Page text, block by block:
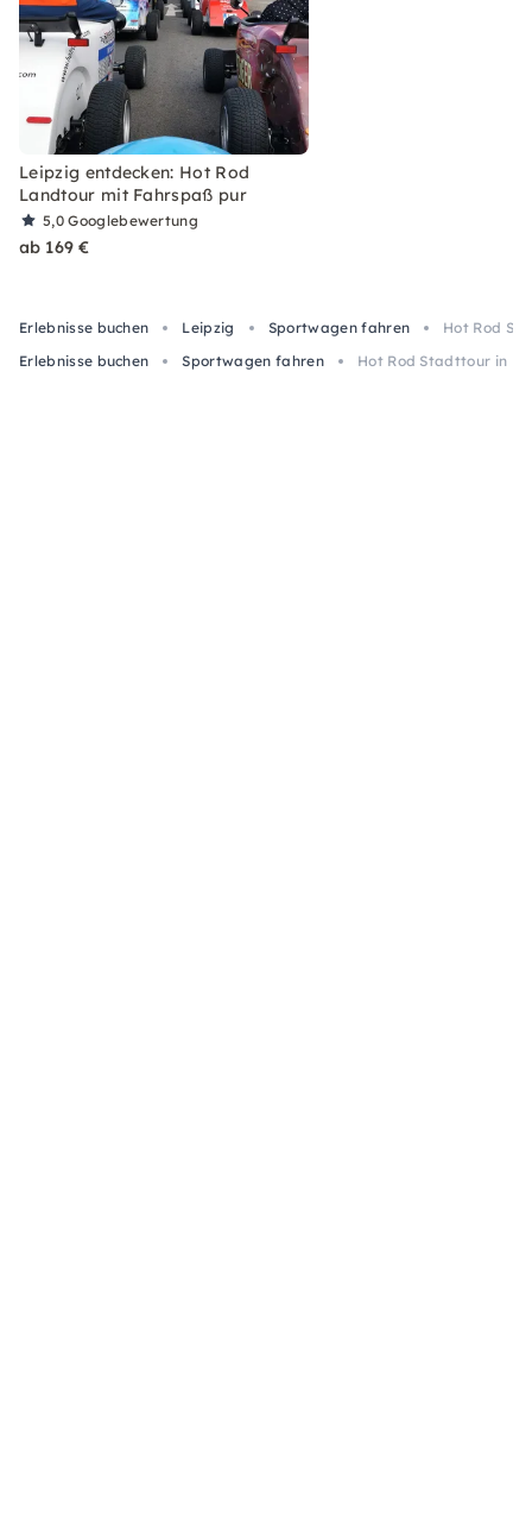
Leipzig entdecken: Hot Rod
Landtour mit Fahrspaß pur
5,0Googlebewertung
ab 169 €
Erlebnisse buchen Leipzig Sportwagen fahren
Hot Rod
Erlebnisse buchen
Sportwagen fahren Hot Rod Stadttour in